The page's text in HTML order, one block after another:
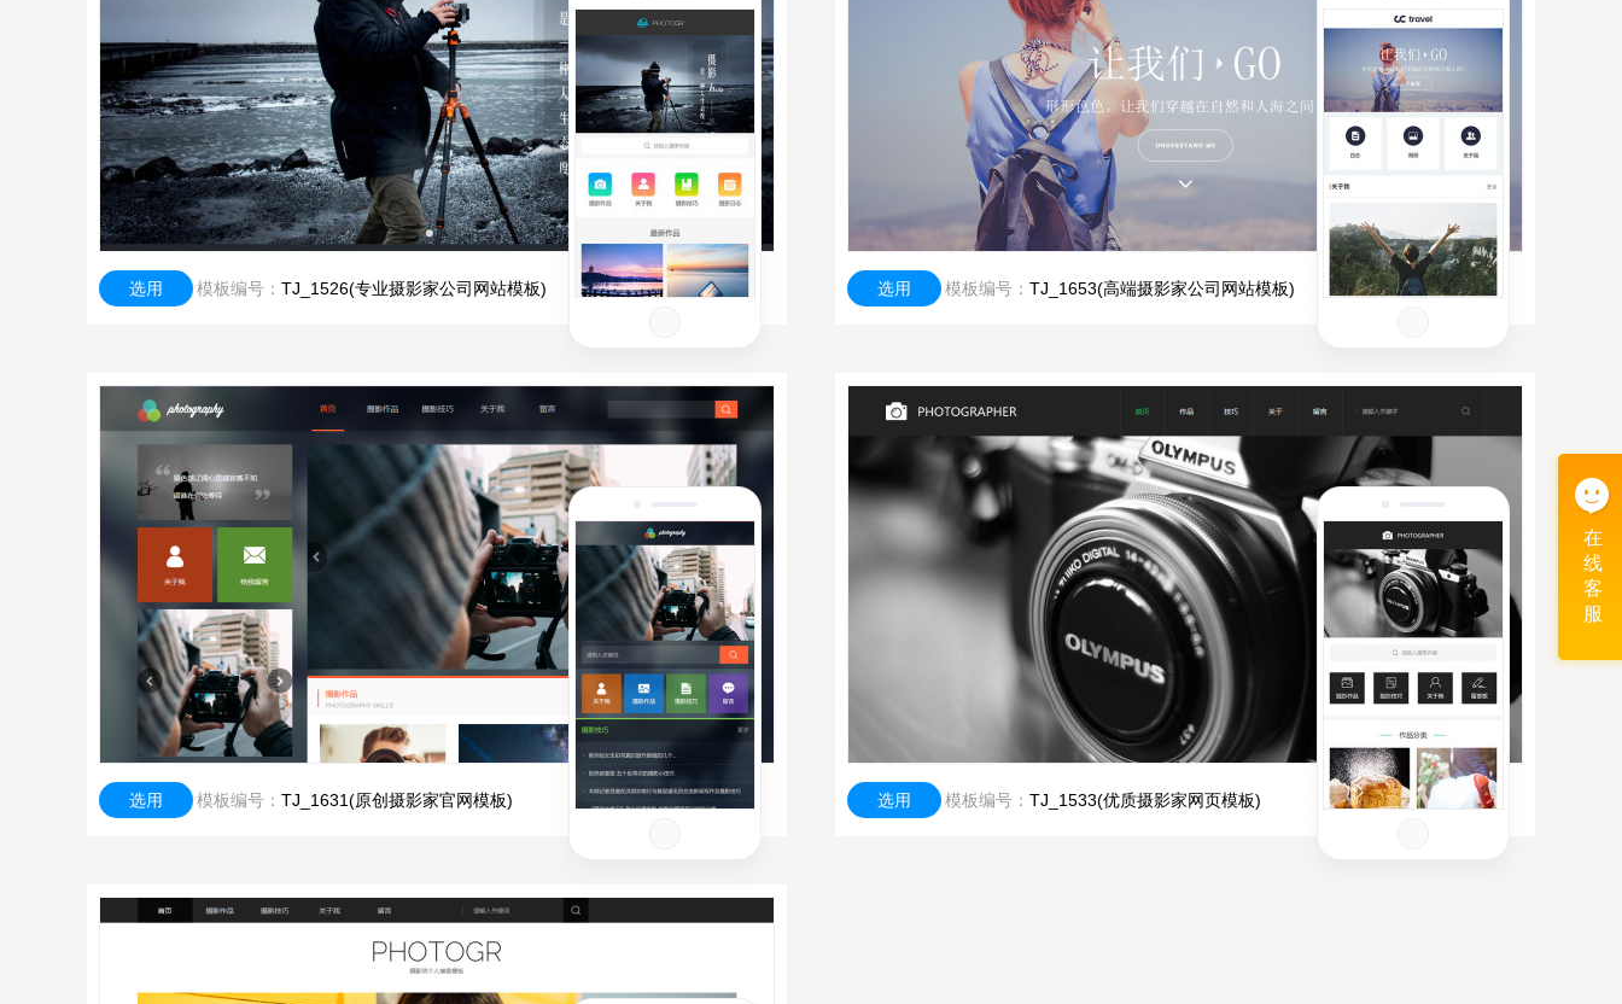
选用 模板编号： TJ_1526(专业摄影家公司网站模板) 选用 模板编号： TJ_1653(高端摄影家公司网站模板)
选用 模板编号： TJ_1631(原创摄影家官网模板) 选用 模板编号： TJ_1533(优质摄影家网页模板)
在
线
客
服